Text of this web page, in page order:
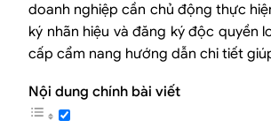
doanh nghiệp cần chủ động thực
ký nhãn hiệu và đăng ký độc quyền
cấp cẩm nang hướng dẫn chi tiết
Nội dung chính bài viết